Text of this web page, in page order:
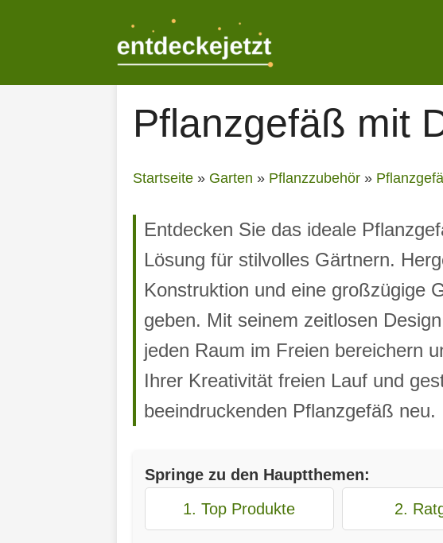
Pflanzgefäß mit
Startseite » Garten » Pflanzzubehör »
Entdecken Sie das ideale
Lösung für stilvolles Gärtnern.
Konstruktion und eine großzügige
geben. Mit seinem zeitlosen
jeden Raum im Freien bereichern
Ihrer Kreativität freien Lauf und
beeindruckenden Pflanzgefäß neu.
Springe zu den Hauptthemen:
1. Top Produkte
2.